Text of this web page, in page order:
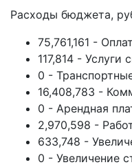
Расходы бюджета,
75,761,161 -
117,814 - Услуги
0 -
16,408,783 -
0 - Арендная
2,970,598 -
633,748 -
0 - Увеличение